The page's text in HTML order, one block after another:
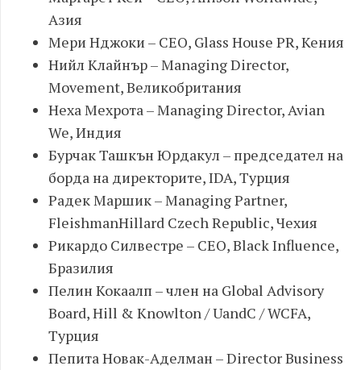
Азия
Мери Нджоки – CEO, Glass House PR, Кения
Нийл Клайнър – Managing Director,
Movement, Великобритания
Неха Мехрота – Managing Director, Avian
We, Индия
Бурчак Ташкън Юрдакул – председател на
борда на директорите, IDA, Турция
Радек Маршик – Managing Partner,
FleishmanHillard Czech Republic, Чехия
Рикардо Силвестре – CEO, Black Influence,
Бразилия
Пелин Кокаалп – член на Global Advisory
Board, Hill & Knowlton / UandC / WCFA,
Турция
Пепита Новак-Аделман – Director Business